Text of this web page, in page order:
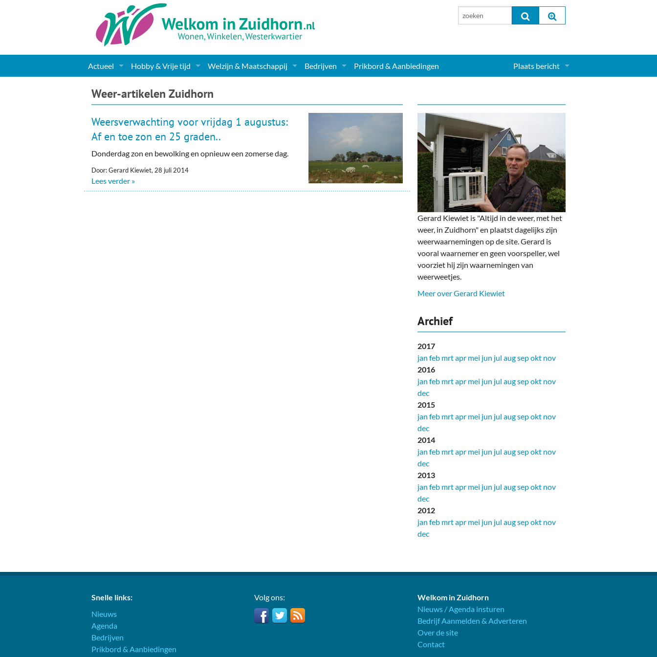
Actueel
Nieuws
Gemeente informatie
Woningaanbod
Columns & Redactioneel
Hobby & Vrije tijd
Sport
Muziek
Toerisme & Musea
Welzijn & Maatschappij
Kinderopvang
Bedrijven
Verzorging
Dieren & Tuin
Horeca & Uitgaan
Financiën, Makelaars & Hypotheken
Prikbord & Aanbiedingen Plaats bericht
Weer-artikelen Zuidhorn
Weersverwachting voor vrijdag 1 augustus:
Af en toe zon en 25 graden..
Donderdag zon en bewolking en opnieuw een zomerse dag.
Door: Gerard Kiewiet, 28 juli 2014
Lees verder »
Gerard Kiewiet is "Altijd in de weer, met het
weer, in Zuidhorn" en plaatst dagelijks zijn
weerwaarnemingen op de site. Gerard is
vooral waarnemer en geen voorspeller, wel
voorziet hij zijn waarnemingen van
weerweetjes.
Meer over Gerard Kiewiet
Archief
2017
jan feb mrtapr mei jun jul augsepokt nov
2016
jan feb mrtapr mei jun jul augsepokt nov
dec
2015
jan feb mrtapr mei jun jul augsepokt nov
dec
2014
jan feb mrtapr mei jun jul augsepokt nov
dec
2013
jan feb mrtapr mei jun jul augsepokt nov
dec
2012
jan feb mrtapr mei jun jul augsepokt nov
dec
Snelle links:
Nieuws
Agenda
Bedrijven
Prikbord & Aanbiedingen
Volg ons:
Welkom in Zuidhorn
Nieuws / Agenda insturen
Bedrijf Aanmelden & Adverteren
Over de site
Contact